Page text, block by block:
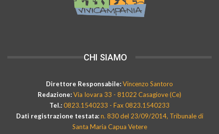
CHI SIAMO
Direttore Responsabile:Vincenzo Santoro
Redazione:Via Iovara 33 - 81022 Casagiove (Ce)
Tel.:0823.1540233 - Fax 0823.1540233
Dati registrazione testata:n. 830 del 23/09/2014, Tribunale di
Santa Maria Capua Vetere